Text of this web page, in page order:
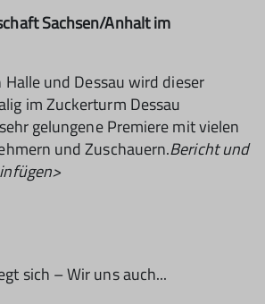
Sachsen/Anhalt im
und Dessau wird dieser
im Zuckerturm Dessau
gelungene Premiere mit vielen
und Zuschauern.Bericht und
sich – Wir uns auch...